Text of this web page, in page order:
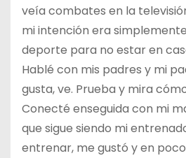
veía combates en la
mi intención era
deporte para no estar en
Hablé con mis padres y mi
gusta, ve. Prueba y mira
Conecté enseguida con mi
que sigue siendo mi
entrenar, me gustó y en